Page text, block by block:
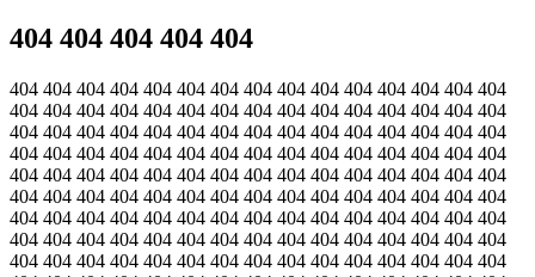
404 404 404 404 404
404 404 404 404 404 404 404 404 404 404 404 404 404 404 404
404 404 404 404 404 404 404 404 404 404 404 404 404 404 404
404 404 404 404 404 404 404 404 404 404 404 404 404 404 404
404 404 404 404 404 404 404 404 404 404 404 404 404 404 404
404 404 404 404 404 404 404 404 404 404 404 404 404 404 404
404 404 404 404 404 404 404 404 404 404 404 404 404 404 404
404 404 404 404 404 404 404 404 404 404 404 404 404 404 404
404 404 404 404 404 404 404 404 404 404 404 404 404 404 404
404 404 404 404 404 404 404 404 404 404 404 404 404 404 404